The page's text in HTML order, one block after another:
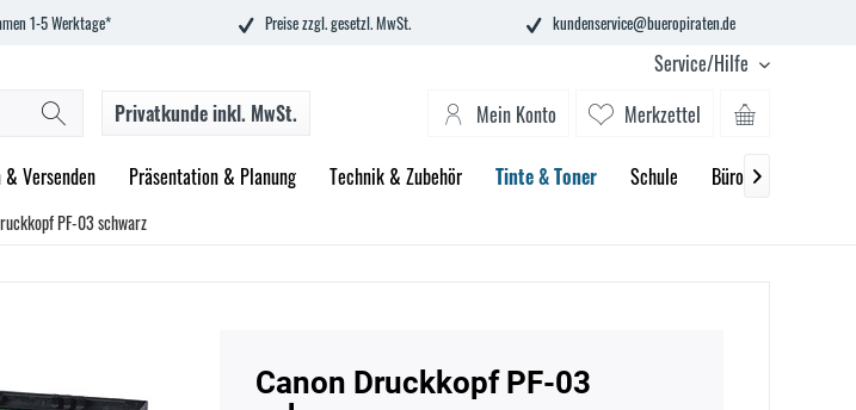
1-5 Werktage* Preise zzgl. gesetzl. MwSt. kundenservice@bueropiraten.de
Service/Hilfe
Merkzettel
Mein Konto
Privatkundeinkl. MwSt.
& Versenden Präsentation & Planung Technik & Zubehör Tinte & Toner Schule Büroeinrichtung

PF-03 schwarz
Canon Druckkopf PF-03